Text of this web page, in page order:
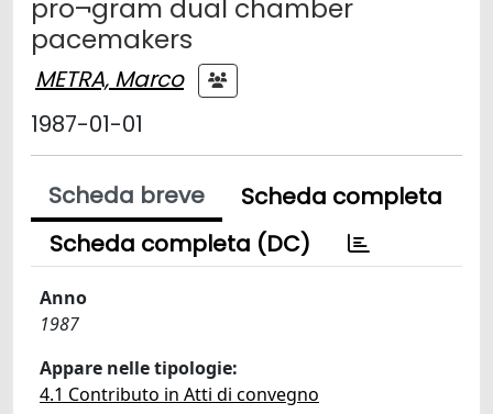
pro¬gram dual chamber
pacemakers
METRA, Marco
1987-01-01
Scheda breve
Scheda completa
Scheda completa (DC)
Anno
1987
Appare nelle tipologie:
4.1 Contributo in Atti di convegno